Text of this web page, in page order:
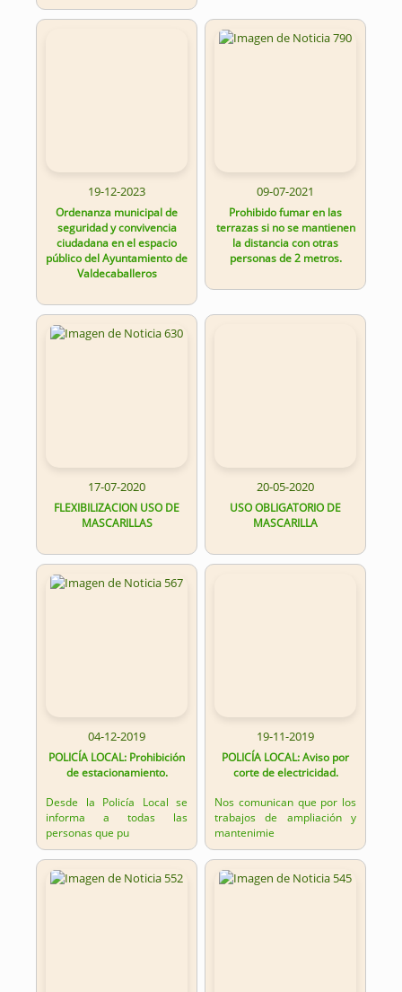
19-12-2023
Ordenanza municipal de
seguridad y convivencia
ciudadana en el espacio
público del Ayuntamiento de
Valdecaballeros
09-07-2021
Prohibido fumar en las
terrazas si no se mantienen
la distancia con otras
personas de 2 metros.
17-07-2020
FLEXIBILIZACION USO DE
MASCARILLAS
20-05-2020
USO OBLIGATORIO DE
MASCARILLA
04-12-2019
POLICÍA LOCAL: Prohibición
de estacionamiento.
Desde la Policía Local se
informa a todas las
personas que pu
19-11-2019
POLICÍA LOCAL: Aviso por
corte de electricidad.
Nos comunican que por los
trabajos de ampliación y
mantenimie